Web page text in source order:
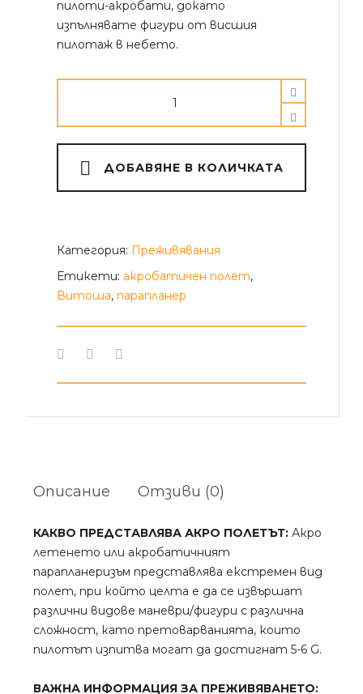
пилоти-акробати, докато
изпълнявате фигури от висшия
пилотаж в небето.
с
парапланер
ДОБАВЯНЕ В КОЛИЧКАТА
Категория: Преживявания
Етикети: акробатичен полет,
Витоша, парапланер
Описание Отзиви (0)
КАКВО ПРЕДСТАВЛЯВА АКРО ПОЛЕТЪТ:Акро
летенето или акробатичният
парапланеризъм представлява екстремен вид
полет, при който целта е да се извършат
различни видове маневри/фигури с различна
сложност, като претоварванията, които
пилотът изпитва могат да достигнат 5-6 G.
ВАЖНА ИНФОРМАЦИЯ ЗА ПРЕЖИВЯВАНЕТО: